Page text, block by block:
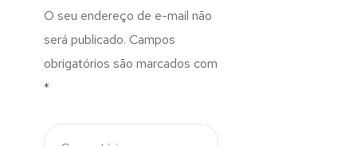
O seu endereço de e-mail não
será publicado. Campos
obrigatórios são marcados com
*